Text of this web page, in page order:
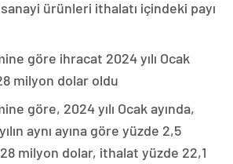
ürünleri ithalatı içindeki payı
göre ihracat 2024 yılı Ocak
milyon dolar oldu
göre, 2024 yılı Ocak ayında,
aynı ayına göre yüzde 2,5
milyon dolar, ithalat yüzde 22,1